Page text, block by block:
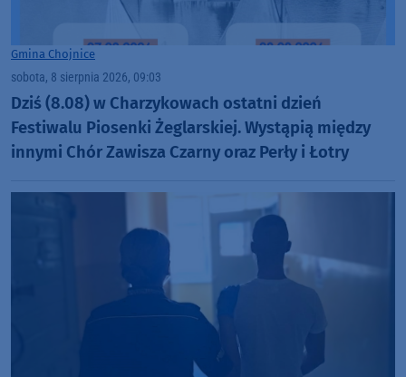
Gmina Chojnice
sobota, 8 sierpnia 2026, 09:03
Dziś (8.08) w Charzykowach ostatni dzień
Festiwalu Piosenki Żeglarskiej. Wystąpią między
innymi Chór Zawisza Czarny oraz Perły i Łotry